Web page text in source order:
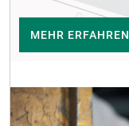
MEHR ERFAHREN